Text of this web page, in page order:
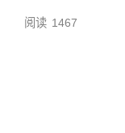
阅读 1467